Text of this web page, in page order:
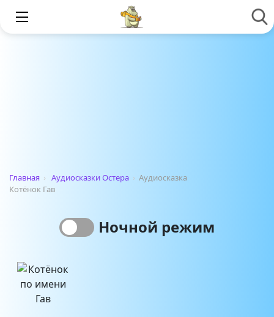
Главная › Аудиосказки Остера › Аудиосказка
Котёнок Гав
Ночной режим